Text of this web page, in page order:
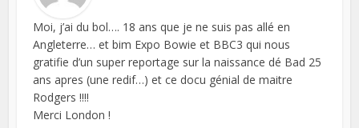
Moi, j’ai du bol…. 18 ans que je ne suis pas allé en
Angleterre… et bim Expo Bowie et BBC3 qui nous
gratifie d’un super reportage sur la naissance dé Bad 25
ans apres (une redif…) et ce docu génial de maitre
Rodgers !!!!
Merci London !